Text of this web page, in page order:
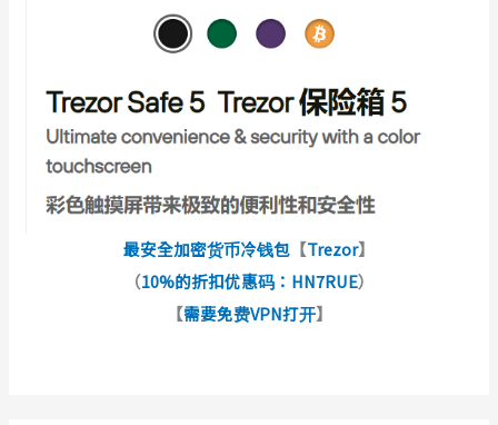
最安全加密货币冷钱包 【Trezor】
（10%的折扣优惠码：HN7RUE）
【需要免费VPN打开】